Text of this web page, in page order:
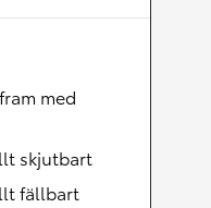
med
skjutbart
fällbart